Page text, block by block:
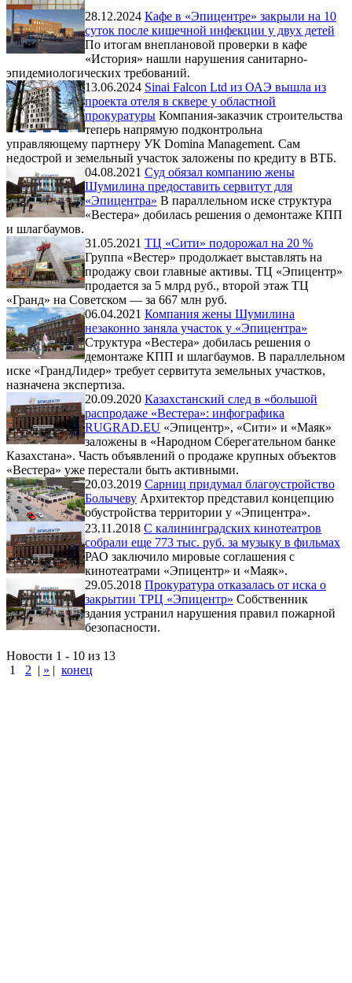
28.12.2024 Кафе в «Эпицентре» закрыли на 10
суток после кишечной инфекции у двух детей
По итогам внеплановой проверки в кафе
«История» нашли нарушения санитарно-
эпидемиологических требований.
13.06.2024 Sinai Falcon Ltd из ОАЭ вышла из
проекта отеля в сквере у областной
прокуратуры Компания-заказчик строительства
теперь напрямую подконтрольна
управляющему партнеру УК Domina Management. Сам
недострой и земельный участок заложены по кредиту в ВТБ.
04.08.2021 Суд обязал компанию жены
Шумилина предоставить сервитут для
«Эпицентра» В параллельном иске структура
«Вестера» добилась решения о демонтаже КПП
и шлагбаумов.
31.05.2021 ТЦ «Сити» подорожал на 20 %
Группа «Вестер» продолжает выставлять на
продажу свои главные активы. ТЦ «Эпицентр»
продается за 5 млрд руб., второй этаж ТЦ
«Гранд» на Советском — за 667 млн руб.
06.04.2021 Компания жены Шумилина
незаконно заняла участок у «Эпицентра»
Структура «Вестера» добилась решения о
демонтаже КПП и шлагбаумов. В параллельном
иске «ГрандЛидер» требует сервитута земельных участков,
назначена экспертиза.
20.09.2020 Казахстанский след в «большой
распродаже «Вестера»: инфографика
RUGRAD.EU «Эпицентр», «Сити» и «Маяк»
заложены в «Народном Сберегательном банке
Казахстана». Часть объявлений о продаже крупных объектов
«Вестера» уже перестали быть активными.
20.03.2019 Сарниц придумал благоустройство
Болычеву Архитектор представил концепцию
обустройства территории у «Эпицентра».
23.11.2018 С калининградских кинотеатров
собрали еще 773 тыс. руб. за музыку в фильмах
РАО заключило мировые соглашения с
кинотеатрами «Эпицентр» и «Маяк».
29.05.2018 Прокуратура отказалась от иска о
закрытии ТРЦ «Эпицентр» Собственник
здания устранил нарушения правил пожарной
безопасности.
Новости 1 - 10 из 13
1
2 | » | конец